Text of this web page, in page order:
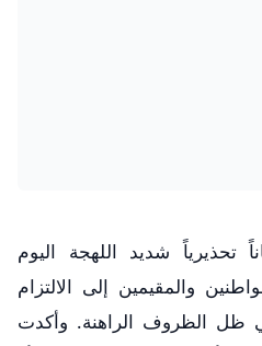
تحذيرياً شديد اللهجة اليوم
والمقيمين إلى الالتزام
ظل الظروف الراهنة. وأكدت